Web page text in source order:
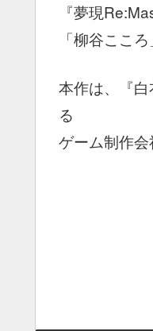
『夢現
「柳谷ここ
本作は、『
る
ゲーム制作会